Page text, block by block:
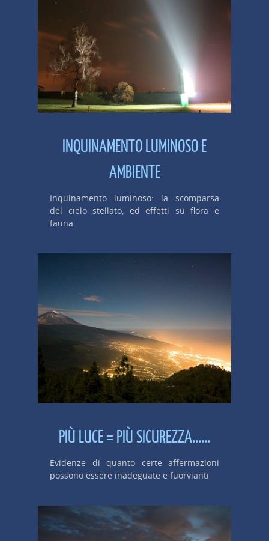
INQUINAMENTO LUMINOSO E
AMBIENTE
Inquinamento luminoso: la scomparsa
del cielo stellato, ed effetti su flora e
fauna
PIÙ LUCE = PIÙ SICUREZZA......
Evidenze di quanto certe affermazioni
possono essere inadeguate e fuorvianti